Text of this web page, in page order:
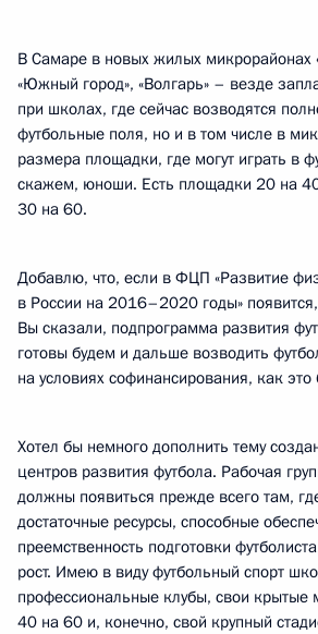
В Самаре в новых жилых микрорайонах
«Южный город», «Волгарь» – везде
при школах, где сейчас возводятся
футбольные поля, но и в том числе в
размера площадки, где могут играть в
скажем, юноши. Есть площадки 20 на
30 на 60.
Добавлю, что, если в ФЦП «Развитие
в России на 2016–2020 годы»
Вы сказали, подпрограмма развития
готовы будем и дальше возводить
на условиях софинансирования, как
Хотел бы немного дополнить тему
центров развития футбола. Рабочая
должны появиться прежде всего там,
достаточные ресурсы, способные
преемственность подготовки
рост. Имею в виду футбольный спорт
профессиональные клубы, свои
40 на 60 и, конечно, свой крупный